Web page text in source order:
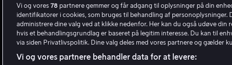
M D
Vi og vores 78 partnere gemmer og får adgang til oplysninger på din
identifikatorer i cookies, som bruges til behandling af personoplysninger.
administrere dine valg ved at klikke nedenfor. Her kan du også udøve din
hvis et behandlingsgrundlag er baseret på legitim interesse. Du kan til
via siden Privatlivspolitik. Dine valg deles med vores partnere og gælder
Vi og vores partnere behandler data for at levere: